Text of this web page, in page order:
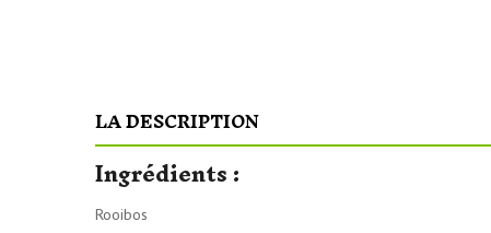
LA DESCRIPTION
Ingrédients :
Rooibos